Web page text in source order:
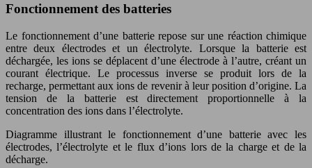
Fonctionnement des batteries
Le fonctionnement d’une batterie repose sur une réaction chimique
entre deux électrodes et un électrolyte. Lorsque la batterie est
déchargée, les ions se déplacent d’une électrode à l’autre, créant un
courant électrique. Le processus inverse se produit lors de la
recharge, permettant aux ions de revenir à leur position d’origine. La
tension de la batterie est directement proportionnelle à la
concentration des ions dans l’électrolyte.
Diagramme illustrant le fonctionnement d’une batterie avec les
électrodes, l’électrolyte et le flux d’ions lors de la charge et de la
décharge.